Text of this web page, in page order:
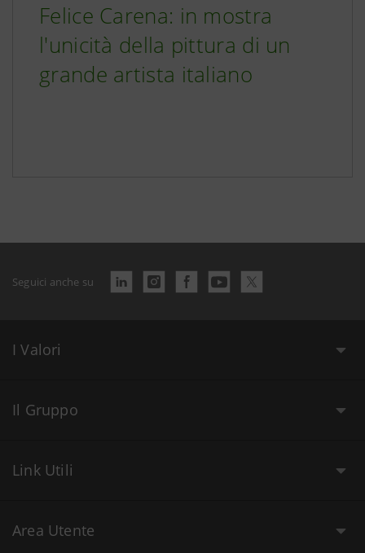
Felice Carena: in mostra
l'unicità della pittura di un
grande artista italiano
Seguici anche su
I Valori
Il Gruppo
Link Utili
Area Utente